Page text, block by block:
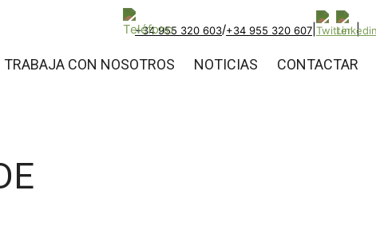
+34 955 320 603/+34 955 320 607 |
TRABAJA CON NOSOTROS NOTICIAS CONTACTAR